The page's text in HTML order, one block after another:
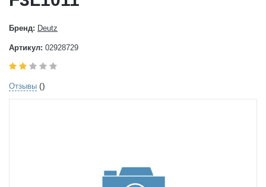
Бренд: Deutz
Артикул: 02928729
Отзывы ()